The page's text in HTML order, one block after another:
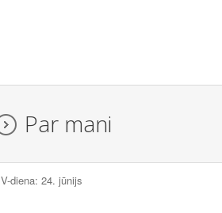
Par mani
V-diena: 24. jūnijs